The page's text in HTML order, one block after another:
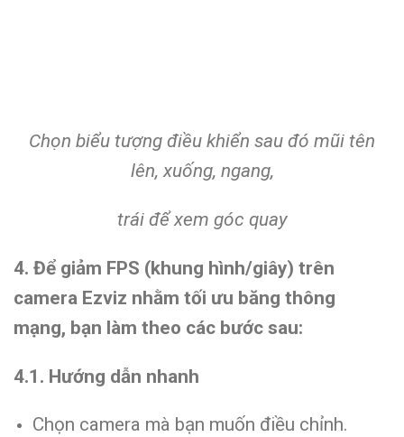
Chọn biểu tượng điều khiển sau đó mũi tên
lên, xuống, ngang,
trái để xem góc quay
4. Để giảm FPS (khung hình/giây) trên
camera Ezviz nhằm tối ưu băng thông
mạng, bạn làm theo các bước sau:
4.1. Hướng dẫn nhanh
Chọn camera mà bạn muốn điều chỉnh.